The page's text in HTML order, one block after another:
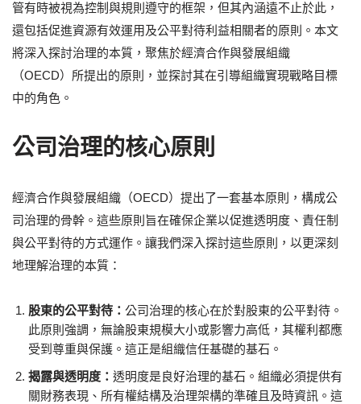
管有時被視為控制與規則遵守的框架，但其內涵遠不止於此，
還包括促進資源有效運用及公平對待利益相關者的原則。本文
將深入探討治理的本質，聚焦於經濟合作與發展組織
（OECD）所提出的原則，並探討其在引導組織實現戰略目標
中的角色。
公司治理的核心原則
經濟合作與發展組織（OECD）提出了一套基本原則，構成公
司治理的骨幹。這些原則旨在確保企業以促進透明度、責任制
與公平對待的方式運作。讓我們深入探討這些原則，以更深刻
地理解治理的本質：
股東的公平對待： 公司治理的核心在於對股東的公平對待。
此原則強調，無論股東規模大小或影響力高低，其權利都應
受到尊重與保護。這正是組織信任基礎的基石。
揭露與透明度： 透明度是良好治理的基石。組織必須提供有
關財務表現、所有權結構及治理架構的準確且及時資訊。這